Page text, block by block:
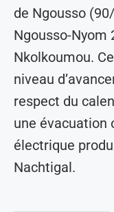
de Ngousso
Ngousso-Nyom
Nkolkoumou.
niveau
respect du
une évacuation
électrique
Nachtigal.